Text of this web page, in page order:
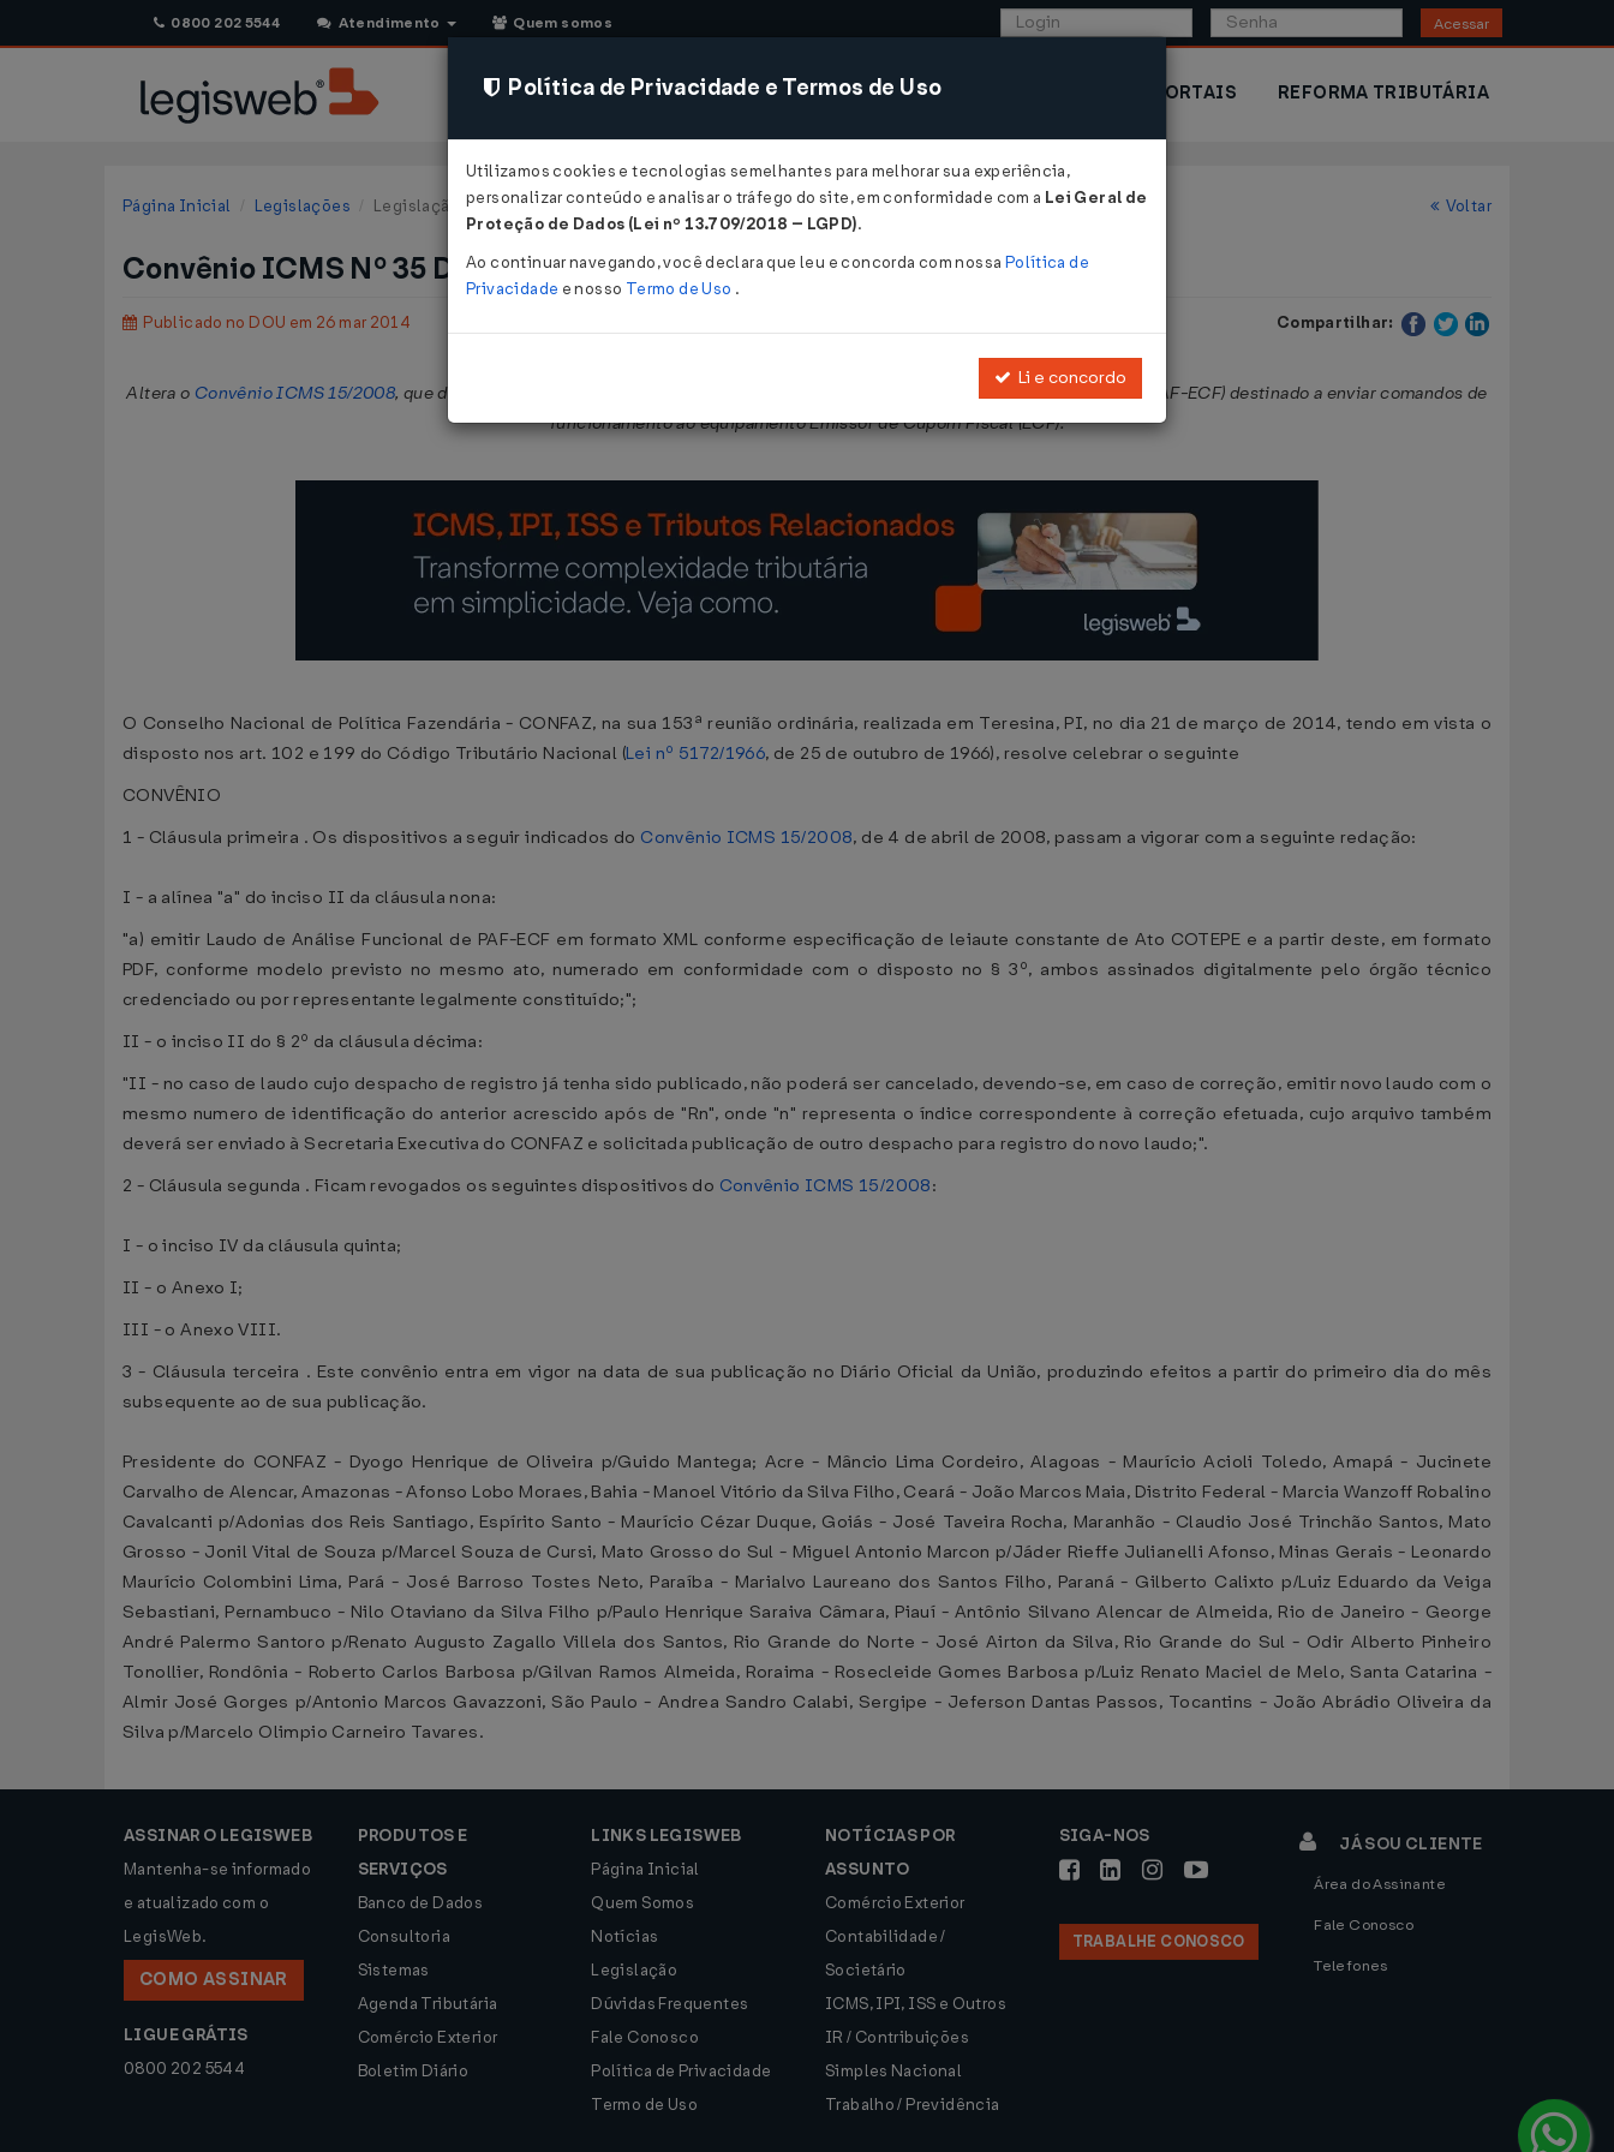
0800 202 5544 Atendimento Quem somos Acessar
CONSULTORIA SISTEMAS COMÉRCIO EXTERIOR PORTAIS REFORMA TRIBUTÁRIA
Página Inicial Legislações Legislação Federal Voltar
Convênio ICMS Nº 35 DE 21/03/2014
Publicado no DOU em 26 mar 2014 Compartilhar:
Altera o Convênio ICMS 15/2008, que dispõe sobre normas e procedimentos relativos à análise de Programa Aplicativo Fiscal (PAF-ECF) destinado a enviar comandos de
funcionamento ao equipamento Emissor de Cupom Fiscal (ECF).
O Conselho Nacional de Política Fazendária - CONFAZ, na sua 153ª reunião ordinária, realizada em Teresina, PI, no dia 21 de março de 2014, tendo em vista o
disposto nos art. 102 e 199 do Código Tributário Nacional (Lei nº 5172/1966, de 25 de outubro de 1966), resolve celebrar o seguinte
CONVÊNIO
1 - Cláusula primeira . Os dispositivos a seguir indicados do Convênio ICMS 15/2008, de 4 de abril de 2008, passam a vigorar com a seguinte redação:
I - a alínea "a" do inciso II da cláusula nona:
"a) emitir Laudo de Análise Funcional de PAF-ECF em formato XML conforme especificação de leiaute constante de Ato COTEPE e a partir deste, em formato
PDF, conforme modelo previsto no mesmo ato, numerado em conformidade com o disposto no § 3º, ambos assinados digitalmente pelo órgão técnico
credenciado ou por representante legalmente constituído;";
II - o inciso II do § 2º da cláusula décima:
"II - no caso de laudo cujo despacho de registro já tenha sido publicado, não poderá ser cancelado, devendo-se, em caso de correção, emitir novo laudo com o
mesmo numero de identificação do anterior acrescido após de "Rn", onde "n" representa o índice correspondente à correção efetuada, cujo arquivo também
deverá ser enviado à Secretaria Executiva do CONFAZ e solicitada publicação de outro despacho para registro do novo laudo;".
2 - Cláusula segunda . Ficam revogados os seguintes dispositivos do Convênio ICMS 15/2008:
I - o inciso IV da cláusula quinta;
II - o Anexo I;
III - o Anexo VIII.
3 - Cláusula terceira . Este convênio entra em vigor na data de sua publicação no Diário Oficial da União, produzindo efeitos a partir do primeiro dia do mês
subsequente ao de sua publicação.
Presidente do CONFAZ - Dyogo Henrique de Oliveira p/Guido Mantega; Acre - Mâncio Lima Cordeiro, Alagoas - Maurício Acioli Toledo, Amapá - Jucinete
Carvalho de Alencar, Amazonas - Afonso Lobo Moraes, Bahia - Manoel Vitório da Silva Filho, Ceará - João Marcos Maia, Distrito Federal - Marcia Wanzoff Robalino
Cavalcanti p/Adonias dos Reis Santiago, Espírito Santo - Maurício Cézar Duque, Goiás - José Taveira Rocha, Maranhão - Claudio José Trinchão Santos, Mato
Grosso - Jonil Vital de Souza p/Marcel Souza de Cursi, Mato Grosso do Sul - Miguel Antonio Marcon p/Jáder Rieffe Julianelli Afonso, Minas Gerais - Leonardo
Maurício Colombini Lima, Pará - José Barroso Tostes Neto, Paraíba - Marialvo Laureano dos Santos Filho, Paraná - Gilberto Calixto p/Luiz Eduardo da Veiga
Sebastiani, Pernambuco - Nilo Otaviano da Silva Filho p/Paulo Henrique Saraiva Câmara, Piauí - Antônio Silvano Alencar de Almeida, Rio de Janeiro - George
André Palermo Santoro p/Renato Augusto Zagallo Villela dos Santos, Rio Grande do Norte - José Airton da Silva, Rio Grande do Sul - Odir Alberto Pinheiro
Tonollier, Rondônia - Roberto Carlos Barbosa p/Gilvan Ramos Almeida, Roraima - Rosecleide Gomes Barbosa p/Luiz Renato Maciel de Melo, Santa Catarina -
Almir José Gorges p/Antonio Marcos Gavazzoni, São Paulo - Andrea Sandro Calabi, Sergipe - Jeferson Dantas Passos, Tocantins - João Abrádio Oliveira da
Silva p/Marcelo Olimpio Carneiro Tavares.
ASSINAR O LEGISWEB
Mantenha-se informado
e atualizado com o
LegisWeb.
COMO ASSINAR
LIGUE GRÁTIS
0800 202 5544
PRODUTOS E
SERVIÇOS
Banco de Dados
Consultoria
Sistemas
Agenda Tributária
Comércio Exterior
Boletim Diário
LINKS LEGISWEB
Página Inicial
Quem Somos
Notícias
Legislação
Dúvidas Frequentes
Fale Conosco
Política de Privacidade
Termo de Uso
NOTÍCIAS POR
ASSUNTO
Comércio Exterior
Contabilidade /
Societário
ICMS, IPI, ISS e Outros
IR / Contribuições
Simples Nacional
Trabalho / Previdência
SIGA-NOS
TRABALHE CONOSCO
JÁ SOU CLIENTE
Área do Assinante
Fale Conosco
Telefones
Política de Privacidade e Termos de Uso
Utilizamos cookies e tecnologias semelhantes para melhorar sua experiência,
personalizar conteúdo e analisar o tráfego do site, em conformidade com a Lei Geral de
Proteção de Dados (Lei nº 13.709/2018 – LGPD).
Ao continuar navegando, você declara que leu e concorda com nossa Política de
Privacidade e nosso Termo de Uso .
Li e concordo